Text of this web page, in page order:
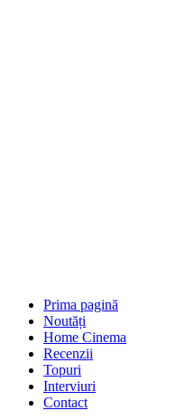
Prima pagină
Noutăți
Home Cinema
Recenzii
Topuri
Interviuri
Contact